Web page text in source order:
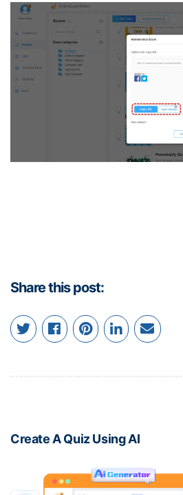
Share this post:
Create A Quiz Using AI